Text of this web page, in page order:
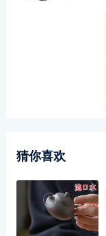
猜你喜欢